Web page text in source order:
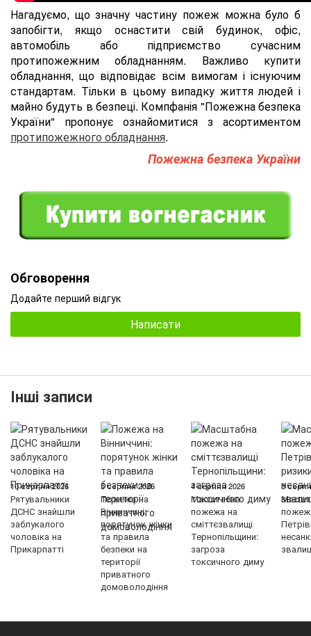
Нагадуємо, що значну частину пожеж можна було б
запобігти, якщо оснастити свій будинок, офіс,
автомобіль або підприємство сучасним
протипожежним обладнанням. Важливо купити
обладнання, що відповідає всім вимогам і існуючим
стандартам. Тільки в цьому випадку життя людей і
майно будуть в безпеці. Компфанія "Пожежна безпека
України" пропонує ознайомитися з асортиментом
протипожежного обладнання.
Пожежна безпека України
Обговорення
Додайте перший відгук
Написати
Інші записи
10 серпня 2026
Рятувальники
ДСНС знайшли
заблукалого
чоловіка на
Прикарпатті
5 серпня 2026
Пожежа на
Вінниччині:
порятунок жінки
та правила
безпеки на
території
приватного
домоволодіння
4 серпня 2026
Масштабна
пожежа на
сміттєзвалищі
Тернопільщини:
загроза
токсичного диму
3